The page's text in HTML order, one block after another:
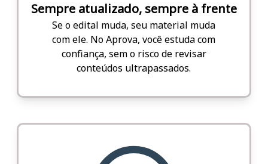
Sempre atualizado, sempre à frente
Se o edital muda, seu material muda
com ele. No Aprova, você estuda com
confiança, sem o risco de revisar
conteúdos ultrapassados.